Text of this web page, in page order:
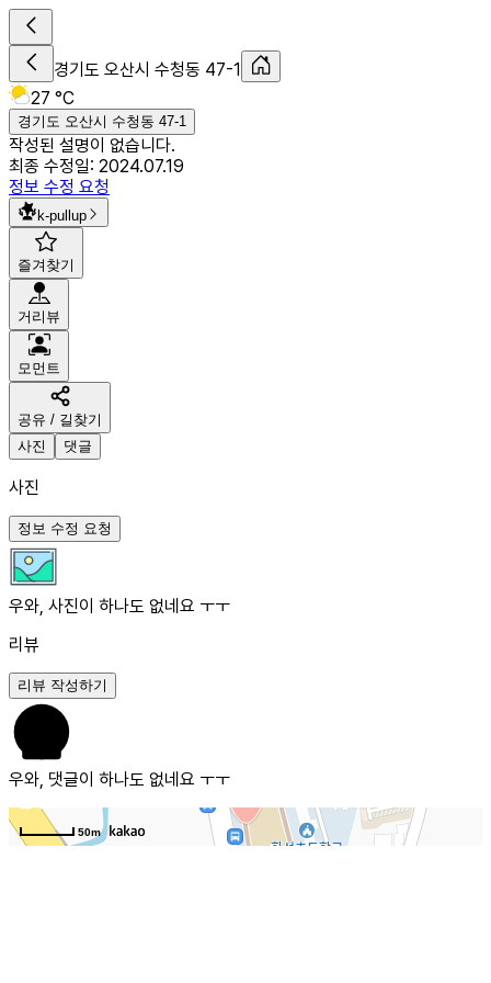
경기도 오산시 수청동 47-1
27 °C
경기도 오산시 수청동 47-1
작성된 설명이 없습니다.
최종 수정일: 2024.07.19
정보 수정 요청
k-pullup
즐겨찾기
거리뷰
모먼트
공유 / 길찾기
사진
댓글
사진
정보 수정 요청
우와, 사진이 하나도 없네요 ㅜㅜ
리뷰
리뷰 작성하기
우와, 댓글이 하나도 없네요 ㅜㅜ
50m